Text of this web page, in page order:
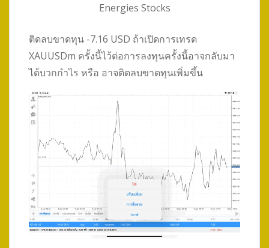
Energies Stocks
ติดลบขาดทุน -7.16 USD ถ้าเปิดการเทรด
XAUUSDm ครั้งนี้ไว้ต่อการลงทุนครั้งนี้อาจกลับมา
ได้บวกกำไร หรือ อาจติดลบขาดทุนเพิ่มขึ้น